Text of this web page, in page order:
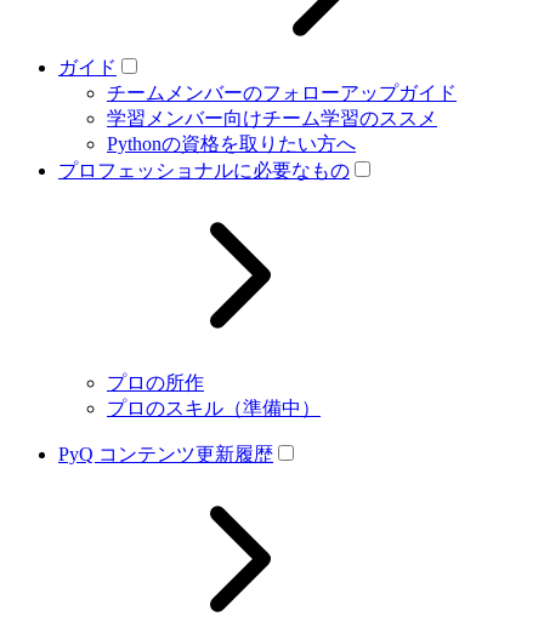
ガイド
チームメンバーのフォローアップガイド
学習メンバー向けチーム学習のススメ
Pythonの資格を取りたい方へ
プロフェッショナルに必要なもの
プロの所作
プロのスキル（準備中）
PyQ コンテンツ更新履歴